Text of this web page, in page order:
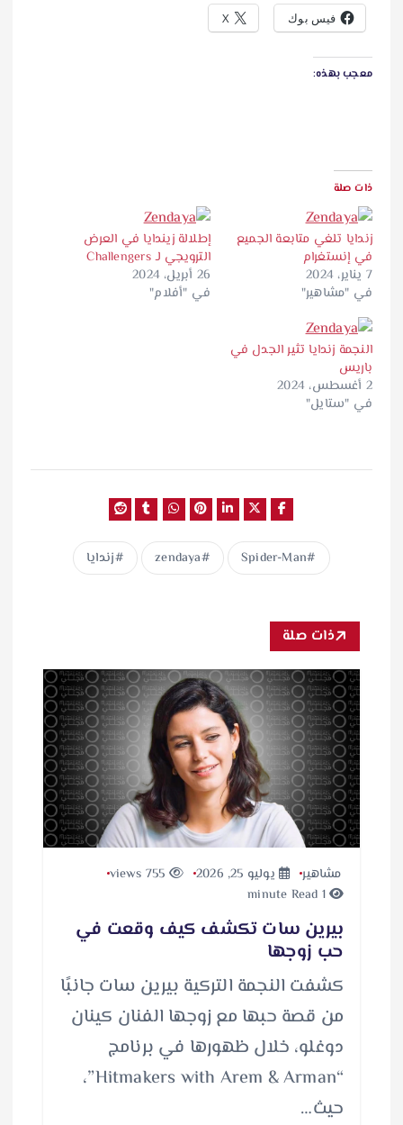
فيس بوك X
معجب بهذه:
ذات صلة
زندايا تلغي متابعة الجميع
في إنستغرام
7 يناير، 2024
في "مشاهير"
إطلالة زيندايا في العرض
الترويجي لـ Challengers
26 أبريل، 2024
في "أفلام"
النجمة زندايا تثير الجدل في
باريس
2 أغسطس، 2024
في "ستايل"
Spider-Man
zendaya زندايا
ذات صلة
مشاهير يوليو 25, 2026
1 minute Read
بيرين سات تكشف كيف وقعت في
حب زوجها
كشفت النجمة التركية بيرين سات جانبًا
من قصة حبها مع زوجها الفنان كينان
دوغلو، خلال ظهورها في برنامج
“Hitmakers with Arem & Arman”،
حيث…